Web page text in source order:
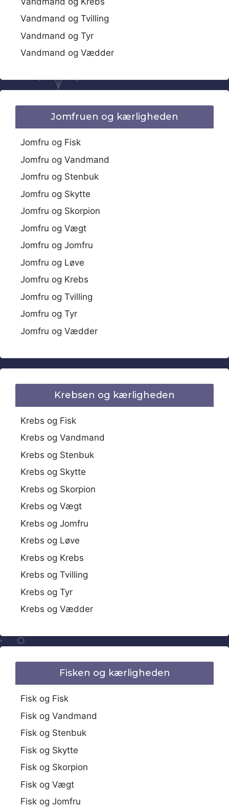
Vandmand og Tvilling
Vandmand og Tyr
Vandmand og Vædder
Jomfruen og kærligheden
Jomfru og Fisk
Jomfru og Vandmand
Jomfru og Stenbuk
Jomfru og Skytte
Jomfru og Skorpion
Jomfru og Vægt
Jomfru og Jomfru
Jomfru og Løve
Jomfru og Krebs
Jomfru og Tvilling
Jomfru og Tyr
Jomfru og Vædder
Krebsen og kærligheden
Krebs og Fisk
Krebs og Vandmand
Krebs og Stenbuk
Krebs og Skytte
Krebs og Skorpion
Krebs og Vægt
Krebs og Jomfru
Krebs og Løve
Krebs og Krebs
Krebs og Tvilling
Krebs og Tyr
Krebs og Vædder
Fisken og kærligheden
Fisk og Fisk
Fisk og Vandmand
Fisk og Stenbuk
Fisk og Skytte
Fisk og Skorpion
Fisk og Vægt
Fisk og Jomfru